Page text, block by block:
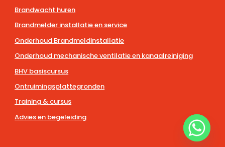
Brandwacht huren
Brandmelder installatie en service
Onderhoud Brandmeldinstallatie
Onderhoud mechanische ventilatie en kanaalreiniging
BHV basiscursus
Ontruimingsplattegronden
Training & cursus
Advies en begeleiding